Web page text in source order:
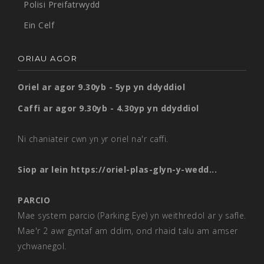
ddwy ystafell er mwyn sicrhau fod yr amodau
cywir wrth arddangos eitemau amgueddfaol ar fenthyg o
mhob ystafell amgueddfaol fel y gall ymwelwyr edrych
ar hen luniau wedi eu digideiddio, cyfweliadau fideo,
Mae system golau trac sy’n pylu wedi ei osod yn yr
gadw o fewn y lefelau cywir ar gyfer arddangos
cabinedau yn yr Ystafell Andrews gan drawsffurfio y
casgliad arbennig yma yn weledol.
Yr ochr arall i’r grisiau ar y llawr cyntaf mae ystafell
Polisi Preifatrwydd
Ein Celf
ORIAU AGOR
Oriel ar agor 9.30yb - 5yp yn ddyddiol
Caffi ar agor 9.30yb - 4.30yp yn ddyddiol
Ni chaniateir cwn yn yr oriel na'r caffi.
Siop ar lein https://oriel-plas-glyn-y-wedd...
PARCIO
Mae system parcio (Parking Eye) yn weithredol ar y safle.
Mae'r 2 awr gyntaf am ddim, ond rhaid talu am amser
ychwanegol.